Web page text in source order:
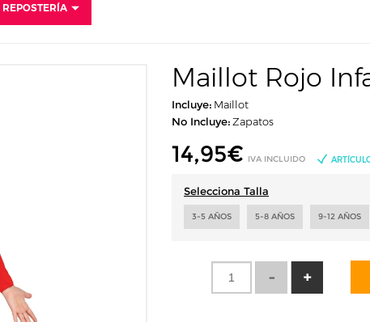
REPOSTERÍA
Complementos
Maillot Rojo
Incluye: Maillot
No Incluye:Zapatos
14,95€ IVA INCLUIDO
Selecciona Talla
3-5 AÑOS 5-8 AÑOS 9-12 AÑOS